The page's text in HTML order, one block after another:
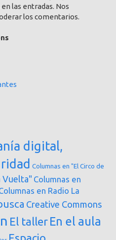
las entradas. Nos
los comentarios.
digital,
Columnas en "El Circo de
Vuelta" Columnas en
en Radio La
Creative Commons
El taller En el aula